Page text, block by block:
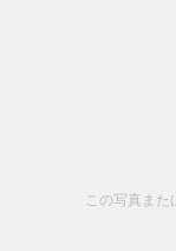
この写真ま